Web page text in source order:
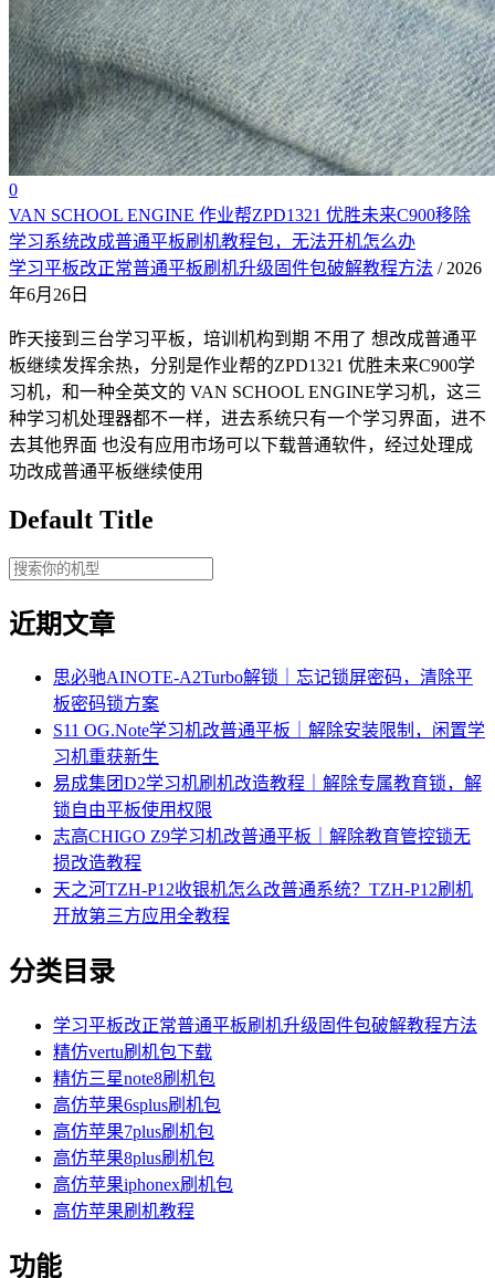
0
VAN SCHOOL ENGINE 作业帮ZPD1321 优胜未来C900移除
学习系统改成普通平板刷机教程包，无法开机怎么办
学习平板改正常普通平板刷机升级固件包破解教程方法 / 2026
年6月26日
昨天接到三台学习平板，培训机构到期 不用了 想改成普通平
板继续发挥余热，分别是作业帮的ZPD1321 优胜未来C900学
习机，和一种全英文的 VAN SCHOOL ENGINE学习机，这三
种学习机处理器都不一样，进去系统只有一个学习界面，进不
去其他界面 也没有应用市场可以下载普通软件，经过处理成
功改成普通平板继续使用
Default Title
近期文章
思必驰AINOTE‑A2Turbo解锁｜忘记锁屏密码，清除平
板密码锁方案
S11 OG.Note学习机改普通平板｜解除安装限制，闲置学
习机重获新生
易成集团D2学习机刷机改造教程｜解除专属教育锁，解
锁自由平板使用权限
志高CHIGO Z9学习机改普通平板｜解除教育管控锁无
损改造教程
天之河TZH-P12收银机怎么改普通系统？TZH-P12刷机
开放第三方应用全教程
分类目录
学习平板改正常普通平板刷机升级固件包破解教程方法
精仿vertu刷机包下载
精仿三星note8刷机包
高仿苹果6splus刷机包
高仿苹果7plus刷机包
高仿苹果8plus刷机包
高仿苹果iphonex刷机包
高仿苹果刷机教程
功能